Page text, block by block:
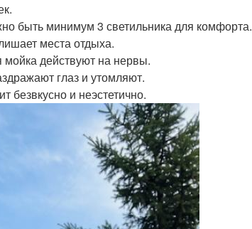
быть минимум 3 светильника для комфорта.
места отдыха.
действуют на нервы.
глаз и утомляют.
безвкусно и неэстетично.